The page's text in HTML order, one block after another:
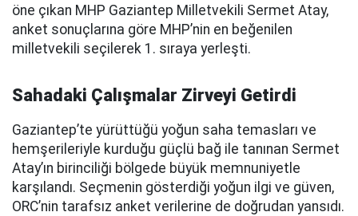
öne çıkan MHP Gaziantep Milletvekili Sermet Atay,
anket sonuçlarına göre MHP’nin en beğenilen
milletvekili seçilerek 1. sıraya yerleşti.
Sahadaki Çalışmalar Zirveyi Getirdi
Gaziantep’te yürüttüğü yoğun saha temasları ve
hemşerileriyle kurduğu güçlü bağ ile tanınan Sermet
Atay’ın birinciliği bölgede büyük memnuniyetle
karşılandı. Seçmenin gösterdiği yoğun ilgi ve güven,
ORC’nin tarafsız anket verilerine de doğrudan yansıdı.